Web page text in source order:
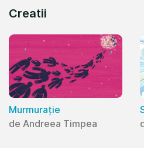
Creatii
Murmurație
de Andreea Timpea